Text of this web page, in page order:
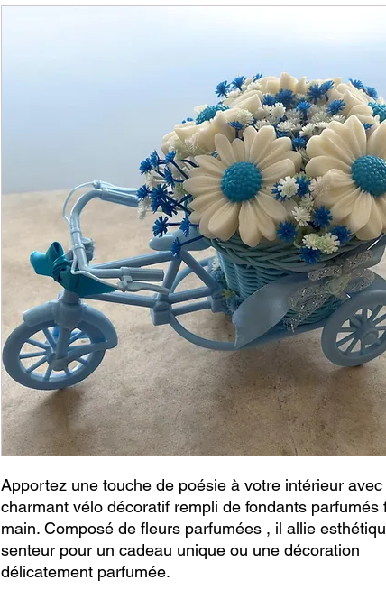
Apportez une touche de poésie à votre intérieur avec
charmant vélo décoratif rempli de fondants parfumés
main. Composé de fleurs parfumées , il allie
senteur pour un cadeau unique ou une décoration
délicatement parfumée.